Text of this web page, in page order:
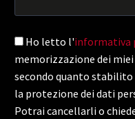
Ho letto l'informativa
memorizzazione dei
secondo quanto
la protezione dei dati
Potrai cancellarli o